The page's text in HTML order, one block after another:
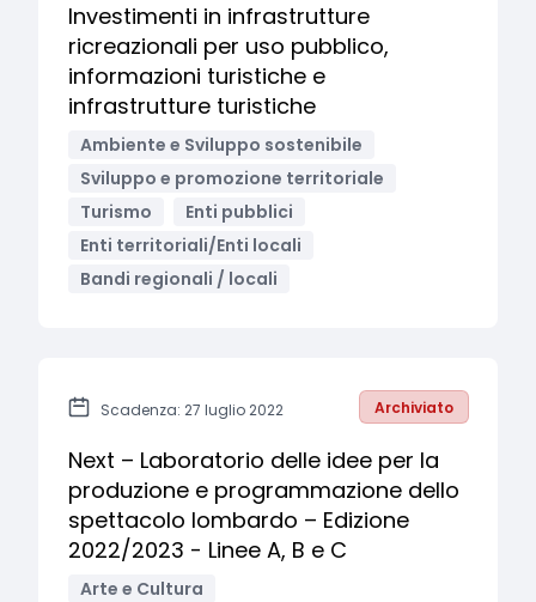
Investimenti in infrastrutture
ricreazionali per uso pubblico,
informazioni turistiche e
infrastrutture turistiche
Ambiente e Sviluppo sostenibile
Sviluppo e promozione territoriale
Turismo
Enti pubblici
Enti territoriali/Enti locali
Bandi regionali / locali
Scadenza: 27 luglio 2022 Archiviato
Next – Laboratorio delle idee per la
produzione e programmazione dello
spettacolo lombardo – Edizione
2022/2023 - Linee A, B e C
Arte e Cultura